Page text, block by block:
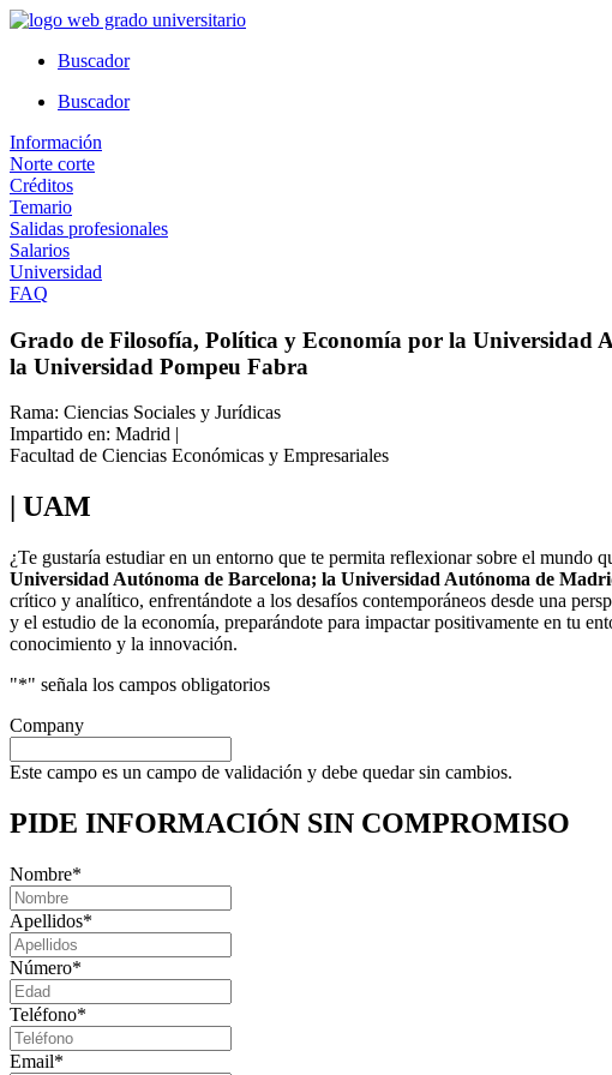
Ir
contenidoBuscador
Buscador
Información
Norte corte
Créditos
Temario
Salidas profesionales
Salarios
Universidad
FAQ
Grado de Filosofía, Política y Economía por la
la Universidad Pompeu Fabra
Rama: Ciencias Sociales y Jurídicas
Impartido en: Madrid |
Facultad de Ciencias Económicas y Empresariales
| UAM
¿Te gustaría estudiar en un entorno que te permita reflexionar sobre el mundo
Universidad Autónoma de Barcelona; la Universidad Autónoma de
crítico y analítico, enfrentándote a los desafíos contemporáneos desde una
y el estudio de la economía, preparándote para impactar positivamente en tu
conocimiento y la innovación.
"*" señala los campos obligatorios
Company
Este campo es un campo de validación y debe quedar sin cambios.
PIDE INFORMACIÓN SIN COMPROMISO
Nombre*
Apellidos*
Número*
Teléfono*
Email*